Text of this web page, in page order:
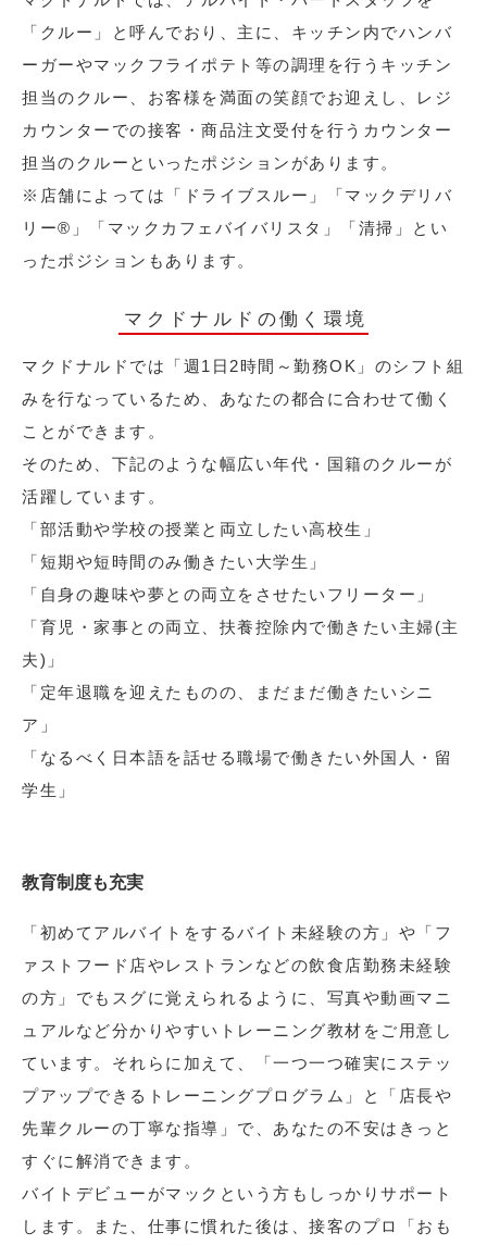
「クルー」と呼んでおり、主に、キッチン内でハンバ
ーガーやマックフライポテト等の調理を行うキッチン
担当のクルー、お客様を満面の笑顔でお迎えし、レジ
カウンターでの接客・商品注文受付を行うカウンター
担当のクルーといったポジションがあります。
※店舗によっては「ドライブスルー」「マックデリバ
リー®︎」「マックカフェバイバリスタ」「清掃」とい
ったポジションもあります。
マクドナルドの働く環境
マクドナルドでは「週1日2時間～勤務OK」のシフト組
みを行なっているため、あなたの都合に合わせて働く
ことができます。
そのため、下記のような幅広い年代・国籍のクルーが
活躍しています。
「部活動や学校の授業と両立したい高校生」
「短期や短時間のみ働きたい大学生」
「自身の趣味や夢との両立をさせたいフリーター」
「育児・家事との両立、扶養控除内で働きたい主婦(主
夫)」
「定年退職を迎えたものの、まだまだ働きたいシニ
ア」
「なるべく日本語を話せる職場で働きたい外国人・留
学生」
教育制度も充実
「初めてアルバイトをするバイト未経験の方」や「フ
ァストフード店やレストランなどの飲食店勤務未経験
の方」でもスグに覚えられるように、写真や動画マニ
ュアルなど分かりやすいトレーニング教材をご用意し
ています。それらに加えて、「一つ一つ確実にステッ
プアップできるトレーニングプログラム」と「店長や
先輩クルーの丁寧な指導」で、あなたの不安はきっと
すぐに解消できます。
バイトデビューがマックという方もしっかりサポート
します。また、仕事に慣れた後は、接客のプロ「おも